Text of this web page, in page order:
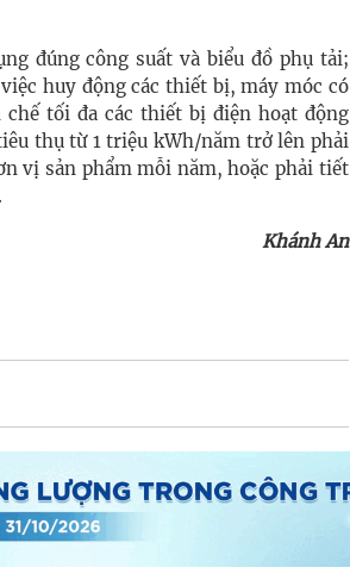
đúng công suất và biểu đồ phụ tải;
huy động các thiết bị, máy móc có
tối đa các thiết bị điện hoạt động
thụ từ 1 triệu kWh/năm trở lên phải
vị sản phẩm mỗi năm, hoặc phải tiết
Khánh An